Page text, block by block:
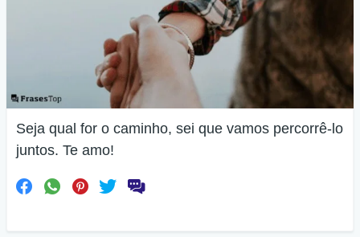
Seja qual for o caminho, sei que vamos percorrê-lo
juntos. Te amo!